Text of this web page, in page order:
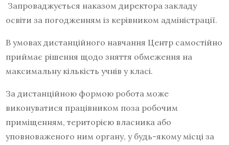
Запроваджується наказом директора закладу
освіти за погодженням із керівником адміністрації.
В умовах дистанційного навчання Центр самостійно
приймає рішення щодо зняття обмеження на
максимальну кількість учнів у класі.
За дистанційною формою робота може
виконуватися працівником поза робочим
приміщенням, територією власника або
уповноваженого ним органу, у будь-якому місці за